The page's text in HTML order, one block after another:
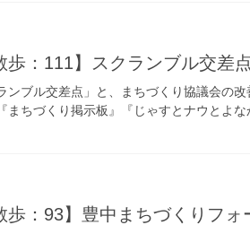
歩：111】スクランブル交差
ブル交差点」と、まちづくり協議会の
まちづくり掲示板』『じゃすとナウとよ
歩：93】豊中まちづくりフ